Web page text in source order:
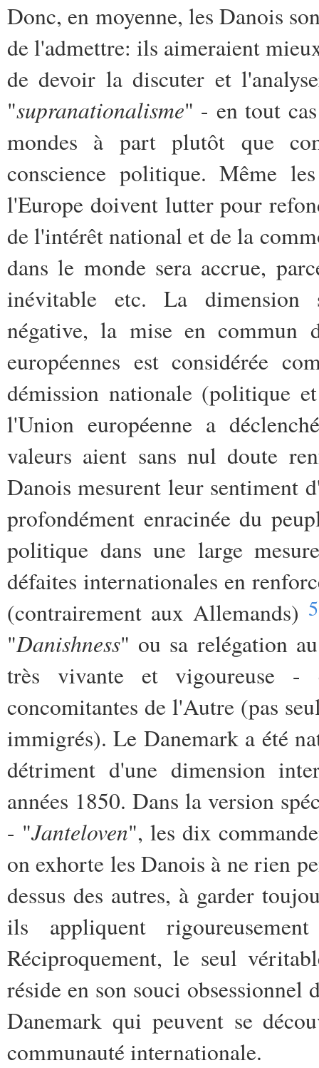
Donc, en moyenne, les Danois
de l'admettre: ils aimeraient
de devoir la discuter et
"supranationalisme" - en tout
mondes à part plutôt que
conscience politique. Même
l'Europe doivent lutter pour
de l'intérêt national et de la
dans le monde sera accrue,
inévitable etc. La dimension
négative, la mise en commun
européennes est considérée
démission nationale (politique
l'Union européenne a
valeurs aient sans nul doute
Danois mesurent leur sentiment
profondément enracinée du
politique dans une large
défaites internationales en
(contrairement aux Allemands) 5
"Danishness" ou sa relégation
très vivante et vigoureuse -
concomitantes de l'Autre (pas
immigrés). Le Danemark a été
détriment d'une dimension
années 1850. Dans la version
- "Janteloven", les dix
on exhorte les Danois à ne rien
dessus des autres, à garder
ils appliquent
Réciproquement, le seul
réside en son souci
Danemark qui peuvent se
communauté internationale.